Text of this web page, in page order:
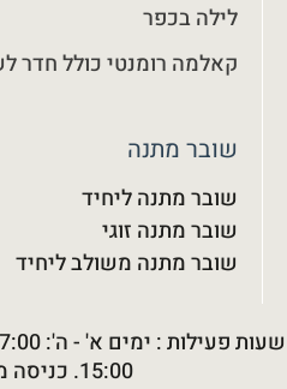
לילה בכפר
קאלמה רומנטי כולל חדר
שובר מתנה
שובר מתנה ליחיד
שובר מתנה זוגי
שובר מתנה משולב ליחיד
15:00. כניסה מעל גיל 18.